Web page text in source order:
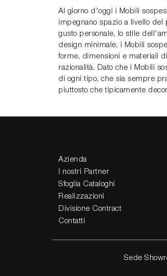
Al giorno d'oggi i Mobili
impegnano spazio a livello del
gusto personale, lo stile
design minimale, i Mobili
forme, dimensioni e materiali
razionalità. Dato che i Mobili
di ogni tipo, che sia sempre
piuttosto che tipicamente
Azienda
I nostri Partner
Sfoglia Cataloghi
Realizzazioni
Divisione Contract
Contatti
Sede